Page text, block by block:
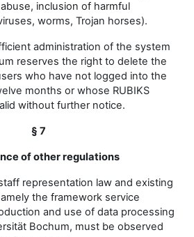
inclusion of harmful
worms, Trojan horses).
administration of the system
reserves the right to delete the
who have not logged into the
months or whose RUBIKS
without further notice.
§ 7
of other regulations
representation law and existing
the framework service
and use of data processing
Bochum, must be observed